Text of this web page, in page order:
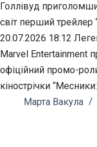
Голлівуд
світ перший
20.07.2026 18:12
Marvel Entertainment
офіційний промо-
кінострічки
Марта Вакула